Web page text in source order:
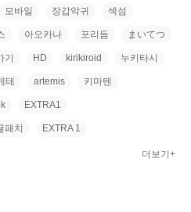
모바일 장갑악귀 섹섬
아오카나 포리듬 まいてつ
기 HD kirikiroid 누키타시
테 artemis 키마텐
EXTRA1
패치 EXTRA 1
더보기+